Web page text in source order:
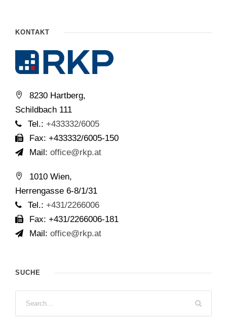
KONTAKT
8230 Hartberg,
Schildbach 111
Tel.: +433332/6005
Fax: +433332/6005-150
Mail: office@rkp.at
1010 Wien,
Herrengasse 6-8/1/31
Tel.: +431/2266006
Fax: +431/2266006-181
Mail: office@rkp.at
SUCHE